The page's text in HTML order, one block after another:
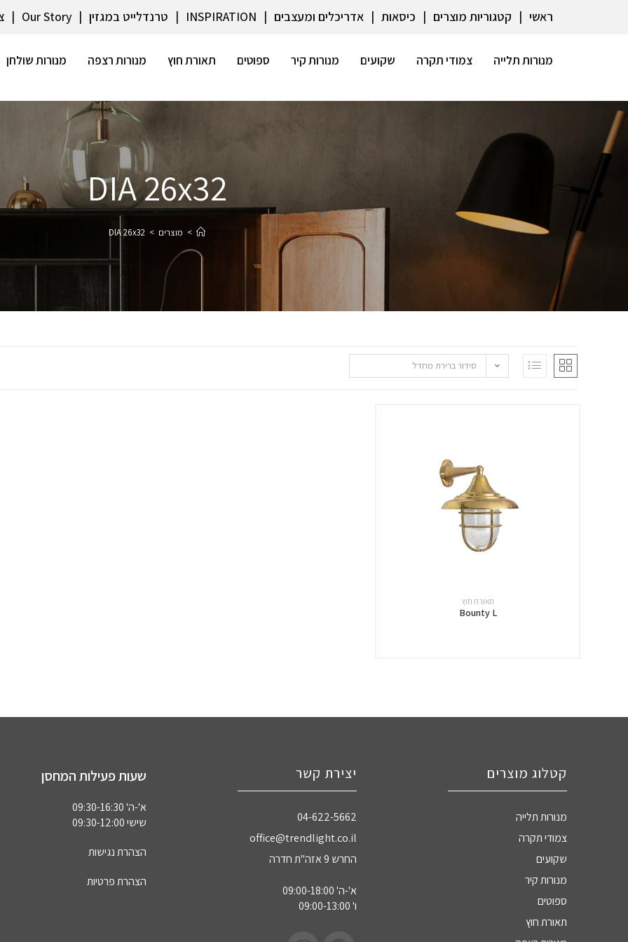
ראשי קטגוריות מוצרים כיסאות אדריכלים ומעצבים INSPIRATION טרנדלייט במגזין Our Story
מנורות תלייה צמודי תקרה שקועים מנורות קיר ספוטים תאורת חוץ מנורות רצפה מנורות שולחן
DIA 26x32
> מוצרים >
DIA 26x32
סידור ברירת מחדל
תאורת חוץ
Bounty L
קטלוג מוצרים
מנורות תלייה
צמודי תקרה
שקועים
מנורות קיר
ספוטים
תאורת חוץ
יצירת קשר
04-622-5662‏
office@trendlight.co.il
החרש 9 אזה"ת חדרה
א'-ה' 09:00-18:00
ו' 09:00-13:00
שעות פעילות המחסן
א'-ה' 09:30-16:30
שישי 09:30-12:00
הצהרת נגישות
הצהרת פרטיות